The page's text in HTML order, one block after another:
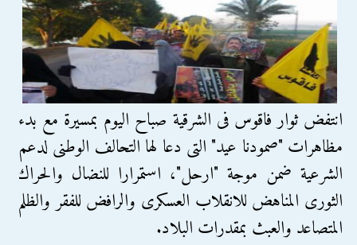
انتفض ثوار فاقوس فى الشرقية صباح اليوم بمسيرة مع بدء
مظاهرات "صمودنا عيد" التى دعا لها التحالف الوطنى لدعم
الشرعية ضمن موجة "ارحل"، استمرارا للنضال والحراك
الثورى المناهض للانقلاب العسكرى والرافض للفقر والظلم
المتصاعد والعبث بمقدرات البلاد.